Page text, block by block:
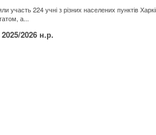
участь 224 учні з різних населених пунктів
а...
2026 н.р.